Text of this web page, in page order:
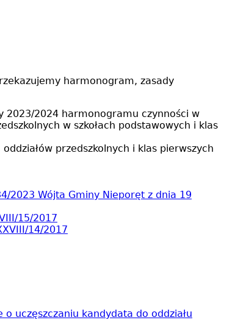
harmonogram, zasady
2023/2024 harmonogramu czynności w
w szkołach podstawowych i klas
przedszkolnych i klas pierwszych
2023 Wójta Gminy Nieporęt z dnia 19
15/2017
14/2017
o uczęszczaniu kandydata do oddziału